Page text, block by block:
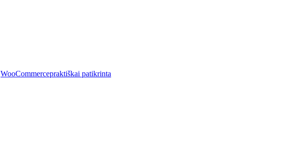
WooCommercepraktiškai patikrinta